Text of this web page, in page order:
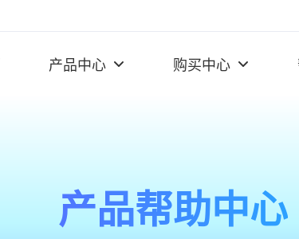
产品中心 购买中心
产品帮助中心